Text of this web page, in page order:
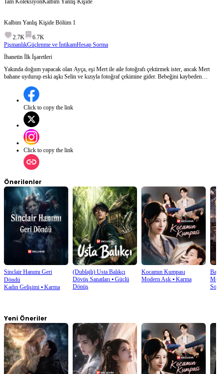
Tam KoleksiyonKalbim Yanlış Kişide
Kalbim Yanlış Kişide Bölüm 1
2.7K
6.7K
PişmanlıkGüçlenme ve İntikamHesap Sorma
İhanetin İlk İşaretleri
Yakında doğum yapacak olan Ayça, eşi Mert ile aile fotoğrafı çektirmek ister, ancak Mert
bahane uydurup eski aşkı Selin ve kızıyla fotoğraf çekimine gider. Bebeğini kaybeden
affını kazanmak için Ankaraya gider ama yine başarısız olur. Bölüm 1:Ayça, doğum
yapmak üzereyken eşi Mert ile aile fotoğrafı çektirmek ister ancak Mert, işi olduğunu
söyleyerek gelmez. Daha sonra Mert'in eski aşkı Selin ve kızıyla fotoğraf çektirdiği ortaya
çıkar. Ayça, Mert'in bu davranışı karşısında hayal kırıklığına uğrar ve geçmişte Mert için
Ankara Üniversitesi'ndeki master programını bıraktığını hatırlar.Acaba Ayça, Mert'in bu
ihanetini affedecek mi?
Click to copy the link
Click to copy the link
Önerilenler
Sinclair Hanımı Geri
Döndü
Kadın Gelişimi ⦁ Karma
(Dublajlı) Usta Balıkçı
Dövüş Sanatları⦁ Güçlü
Dönüş
Kocamın Kumpası
Modern Aşk⦁ Karma
Yeni Öneriler